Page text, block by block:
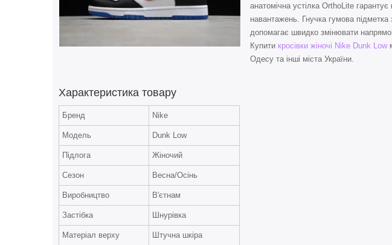
анатомічна устілка OrthoLite
навантажень. Гнучка гумова підметка
допомагає швидко змінювати
Купити кросівки жіночі Nike Dunk Low
Одесу та інші міста України.
Характеристика товару
Бренд Nike
Модель Dunk Low
Підлога Жіночий
Сезон Весна/Осінь
Виробництво В'єтнам
Застібка Шнурівка
Матеріал верху Штучна шкіра